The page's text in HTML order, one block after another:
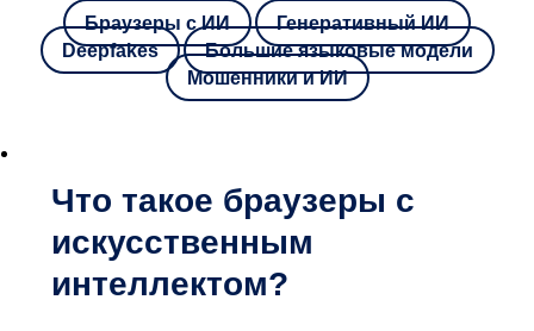
Браузеры с ИИ
Генеративный ИИ
Deepfakes
Большие языковые модели
Мошенники и ИИ
Что такое браузеры с
искусственным
интеллектом?